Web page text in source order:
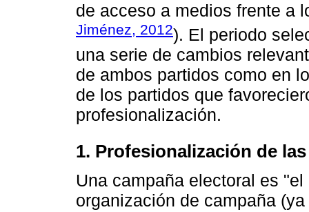
de acceso a medios frente a
Jiménez, 2012). El periodo
una serie de cambios
de ambos partidos como en
de los partidos que
profesionalización.
1. Profesionalización de
Una campaña electoral es
organización de campaña